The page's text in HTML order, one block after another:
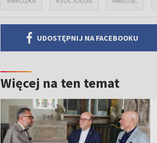
UDOSTĘPNIJ NA FACEBOOKU
Więcej na ten temat